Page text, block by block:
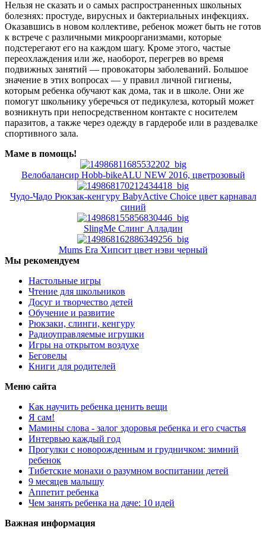
Нельзя не сказать и о самых распространенных школьных
болезнях: простуде, вирусных и бактериальных инфекциях.
Оказавшись в новом коллективе, ребенок может быть не готов
к встрече с различными микроорганизмами, которые
подстерегают его на каждом шагу. Кроме этого, частые
переохлаждения или же, наоборот, перегрев во время
подвижных занятий — провокаторы заболеваний. Большое
значение в этих вопросах — у правил личной гигиены,
которым ребенка обучают как дома, так и в школе. Они же
помогут школьнику уберечься от педикулеза, который может
возникнуть при непосредственном контакте с носителем
паразитов, а также через одежду в гардеробе или в раздевалке
спортивного зала.
Маме в помощь!
Велобалансир Hobb-bikeALU NEW 2016, цветрозовый
Чудо-Чадо Рюкзак-кенгуру BabyActive Choice цвет карнавал
синий
SlingMe Слинг Алладин
Mums Era Хипсит цвет нэви черный
Мы рекомендуем
Настольные игры
Чтение для школьников
Досуг и творчество детей
Обучение и развитие
Рюкзаки, слинги, кенгуру
Радиоуправляемые игрушки
Игры на открытом воздухе
Беговелы
Книги для родителей
Меню сайта
Как научить ребенка ценить вещи
Я сам!
Мамины слова - залог здоровья ребенка и его счастья
Интервью каждый год
Прогулки с новорожденным и грудничком: зимний
ребенок
Тибетские монахи о разумном воспитании детей
9 месяцев малышу
Аппетит ребенка
Чем занять ребенка на даче: 10 идей
Важная информация